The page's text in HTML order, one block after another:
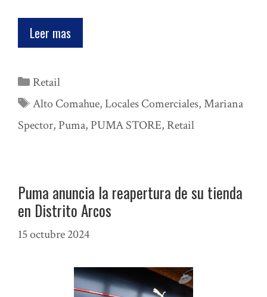
Leer mas
Categorías
Retail
Etiquetas
Alto Comahue,Locales Comerciales,Mariana
Spector, Puma, PUMA STORE, Retail
Puma anuncia la reapertura de su tienda
en Distrito Arcos
15 octubre 2024